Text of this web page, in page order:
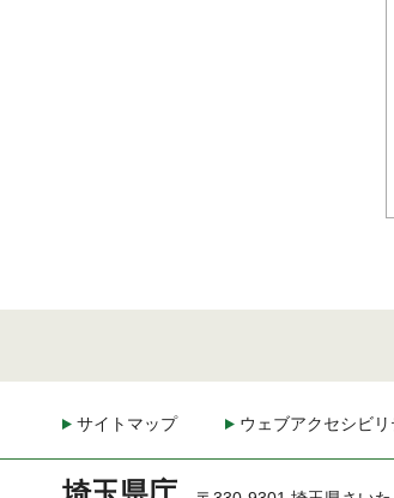
サイトマップ ウェブアクセシビリ